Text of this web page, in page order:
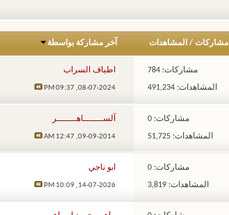
مشاركات/ المشاهدات آخر مشاركة بواسطة
مشاركات: 784
المشاهدات: 491,234
اطياف السراب
08-07-2024,
09:37 PM
مشاركات: 0
المشاهدات: 51,725
آلســـــــاهـــــــر
09-09-2014,
12:47 AM
مشاركات: 0
المشاهدات: 3,819
ابو ناجي
14-07-2026,
10:09 PM